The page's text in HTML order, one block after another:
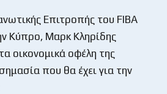
Επιτροπής του FIBA
Κύπρο, Μαρκ Κληρίδης
οικονομικά οφέλη της
που θα έχει για την